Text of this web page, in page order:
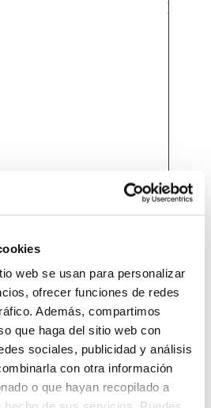
web se usan para personalizar
ofrecer funciones de redes
Además, compartimos
que haga del sitio web con
sociales, publicidad y análisis
con otra información
o que hayan recopilado a